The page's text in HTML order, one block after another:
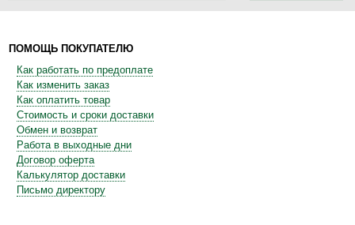
ПОМОЩЬ ПОКУПАТЕЛЮ
Как работать по предоплате
Как изменить заказ
Как оплатить товар
Стоимость и сроки доставки
Обмен и возврат
Работа в выходные дни
Договор оферта
Калькулятор доставки
Письмо директору